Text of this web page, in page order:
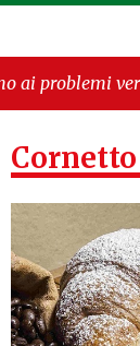
-"Cava de'